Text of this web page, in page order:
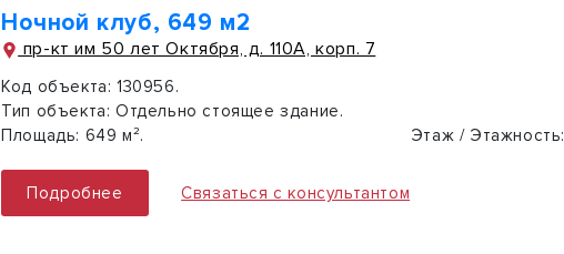
Ночной клуб, 649 м2
пр-кт им 50 лет Октября, д. 110А, корп. 7
Код объекта: 130956.
Тип объекта: Отдельно стоящее здание.
Площадь: 649 м². Этаж / Этажность:
Подробнее Связаться с консультантом